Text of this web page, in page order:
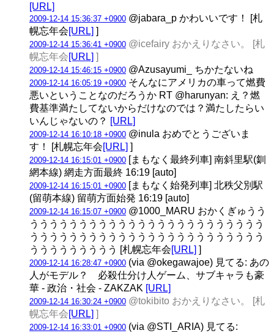
[URL]
2009-12-14 15:36:37 +0900 @jabara_p かわいいです！ [札
幌忘年会[URL] ]
2009-12-14 15:36:41 +0900 @icefairy おかえりなさい。 [札
幌忘年会[URL] ]
2009-12-14 15:46:15 +0900 @Azusayumi_ ちかたないね
2009-12-14 16:05:19 +0900 そんなにアメリカの車って燃費
悪いということなのだろうか RT @harunyan: え？燃
費基準満たしてないからだけなのでは？満たしたらい
いんじゃないの？ [URL]
2009-12-14 16:10:18 +0900 @inula おめでとうございま
す！ [札幌忘年会[URL] ]
2009-12-14 16:15:01 +0900 [まもなく最終列車] 南斜里駅(釧
網本線) 網走方面最終 16:19 [auto]
2009-12-14 16:15:01 +0900 [まもなく始発列車] 北秩父別駅
(留萌本線) 留萌方面始発 16:19 [auto]
2009-12-14 16:15:07 +0900 @1000_MARU おかくぎゅうう
うううううううううううううううううううううううう
うううううううううううううううううううううううう
ううううううううう [札幌忘年会[URL] ]
2009-12-14 16:28:47 +0900 (via @okegawajoe) 見てる: あの
人がモデル？ 必殺仕分け人ゲーム、サブキャラも豪
華 - 政治・社会 - ZAKZAK [URL]
2009-12-14 16:30:24 +0900 @tokibito おかえりなさい。 [札
幌忘年会[URL] ]
2009-12-14 16:33:01 +0900 (via @STI_ARIA) 見てる: